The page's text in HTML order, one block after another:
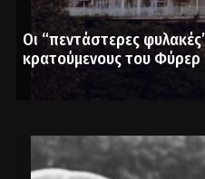
Οι “πεντάστερες
κρατούμενους του Φύρερ